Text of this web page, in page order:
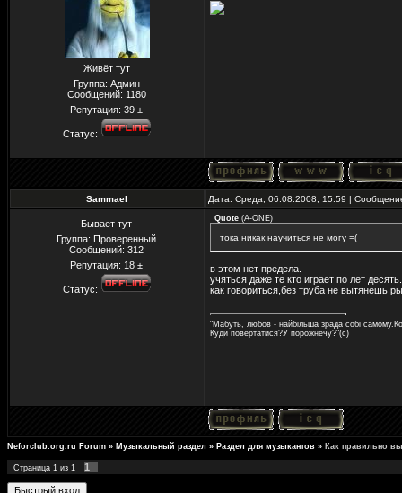
Живёт тут
Группа: Админ
Сообщений: 1180
Репутация:39 ±
Статус:
Sammael Дата: Среда, 06.08.2008, 15:59 |
Бывает тут
Группа: Проверенный
Сообщений:312
Репутация: 18 ±
Статус:
Quote (A-ONE)
тока никак научиться не могу =(
в этом нет предела.
учяться даже те кто играет по лет десять.
как говориться,без труба не вытянешь
"Мабуть, любов - найбільша зрада собі
Куди повертатися?У порожнечу?"(с)
Neforclub.org.ru Forum » Музыкальный раздел » Раздел для музыкантов » Как правильно
Страница 1 из 1 1